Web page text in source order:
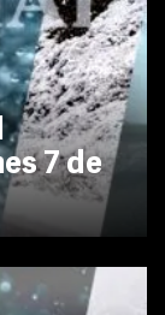
7 de